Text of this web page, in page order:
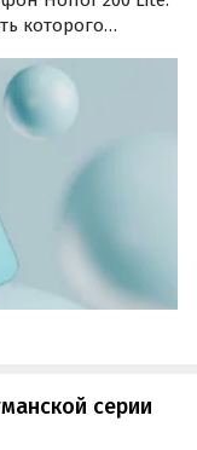
которого
серии